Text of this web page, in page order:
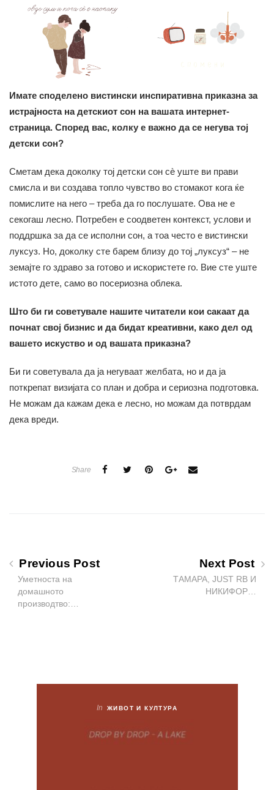
Имате споделено вистински инспиративна приказна за
истрајноста на детскиот сон на вашата интернет-
страница. Според вас, колку е важно да се негува тој
детски сон?
Сметам дека доколку тој детски сон сè уште ви прави
смисла и ви создава топло чувство во стомакот кога ќе
помислите на него – треба да го послушате. Ова не е
секогаш лесно. Потребен е соодветен контекст, услови и
поддршка за да се исполни сон, а тоа често е вистински
луксуз. Но, доколку сте барем близу до тој „луксуз“ – не
земајте го здраво за готово и искористете го. Вие сте уште
истото дете, само во посериозна облека.
Што би ги советувале нашите читатели кои сакаат да
почнат свој бизнис и да бидат креативни, како дел од
вашето искуство и од вашата приказна?
Би ги советувала да ја негуваат желбата, но и да ја
поткрепат визијата со план и добра и сериозна подготовка.
Не можам да кажам дека е лесно, но можам да потврдам
дека вреди.
Share
Previous Post
Уметноста на
домашното
производтво:…
Next Post
ТАМАРА, JUST RB И
НИКИФОР…
In ЖИВОТ И КУЛТУРА